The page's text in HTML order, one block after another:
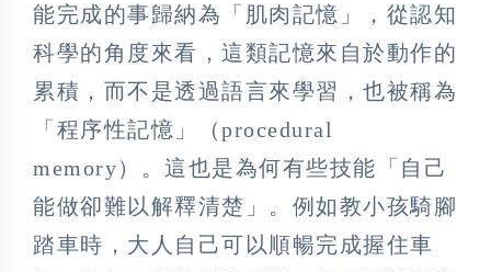
能完成的事歸納為「肌肉記憶」，從認知
科學的角度來看，這類記憶來自於動作的
累積，而不是透過語言來學習，也被稱為
「程序性記憶」（procedural
memory）。這也是為何有些技能「自己
能做卻難以解釋清楚」。例如教小孩騎腳
踏車時，大人自己可以順暢完成握住車